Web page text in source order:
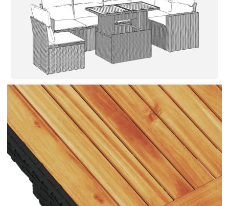
Височина на седалката от земята (без
възглавницата): 37 см
Височина на подлакътника от земята: 55 см
Ширина на подлакътника: 10 см
Централна седалка:
Цвят: Черен
Материал: PE ратан, прахово боядисана
стомана
Размери: 55 x 62 x 69 см (Ш x Д x В)
Размери на седалката: 55 x 55 cм (Ш x Д)
Височина на седалката от земята (без
възглавницата): 37 см
Маса: